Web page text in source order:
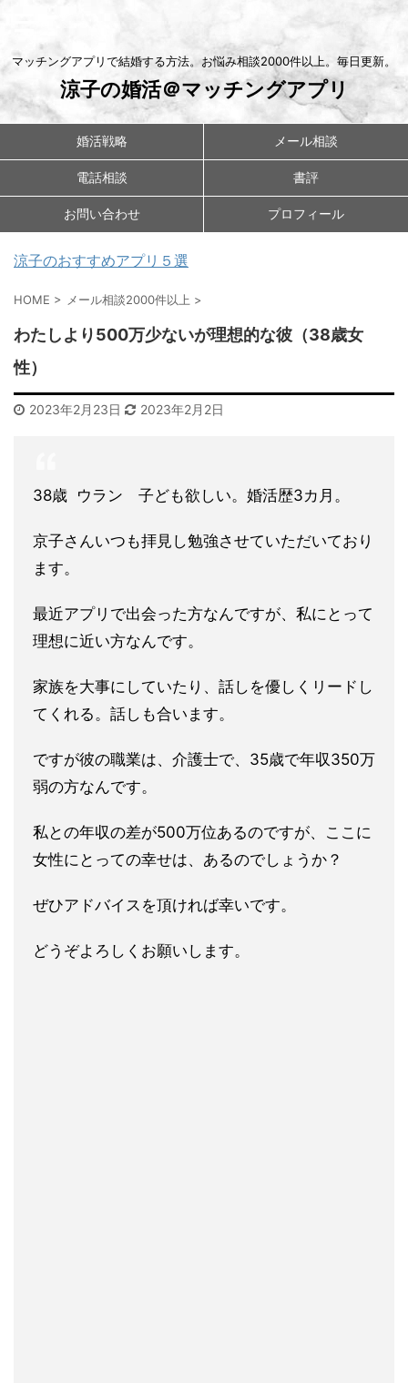
マッチングアプリで結婚する方法。お悩み相談2000件以上。毎日更新。
涼子の婚活＠マッチングアプリ
婚活戦略 メール相談
電話相談 書評
お問い合わせ プロフィール
涼子のおすすめアプリ５選
HOME > メール相談2000件以上 >
わたしより500万少ないが理想的な彼（38歳女
性）
2023年2月23日 2023年2月2日
38歳 ウラン 子ども欲しい。婚活歴3カ月。
京子さんいつも拝見し勉強させていただいており
ます。
最近アプリで出会った方なんですが、私にとって
理想に近い方なんです。
家族を大事にしていたり、話しを優しくリードし
てくれる。 話しも合います。
ですが彼の職業は、介護士で、35歳で年収350万
弱の方なんです。
私との年収の差が500万位あるのですが、 ここに
女性にとっての幸せは、あるのでしょうか？
ぜひアドバイスを頂ければ幸いです。
どうぞよろしくお願いします。